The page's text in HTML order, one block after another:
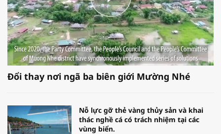
Đổi thay nơi ngã ba biên giới Mường Nhé
Nỗ lực gỡ thẻ vàng thủy sản và khai
thác nghề cá có trách nhiệm tại các
vùng biển.